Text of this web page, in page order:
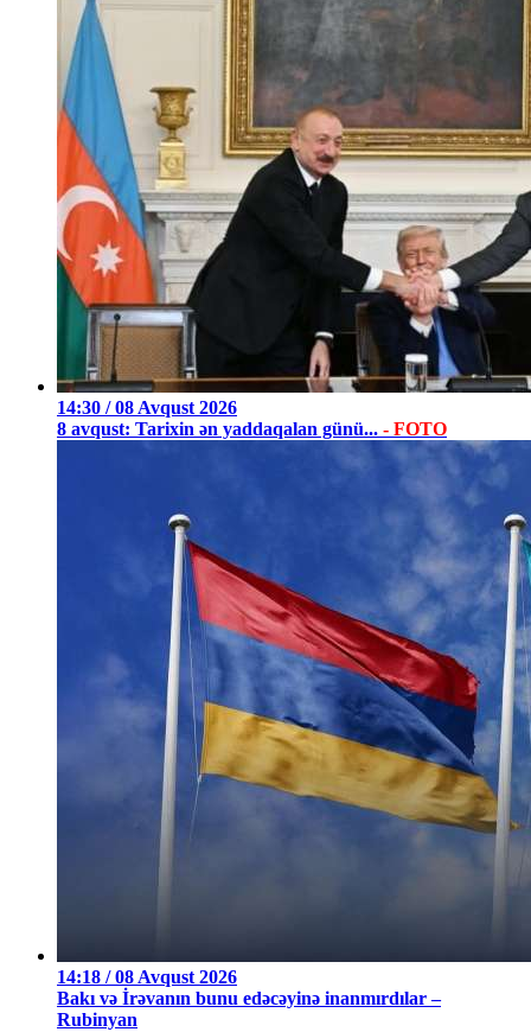
14:30 / 08 Avqust 2026
8 avqust: Tarixin ən yaddaqalan günü... - FOTO
14:18 / 08 Avqust 2026
Bakı və İrəvanın bunu edəcəyinə inanmırdılar –
Rubinyan